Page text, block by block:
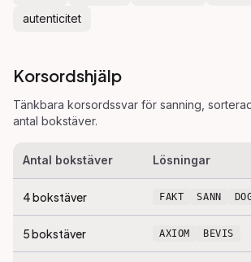
autenticitet
Korsordshjälp
Tänkbara korsordssvar för sanning ,
antal bokstäver.
Antal bokstäver Lösningar
4bokstäver FAKT SANN
5bokstäver AXIOM BEVIS